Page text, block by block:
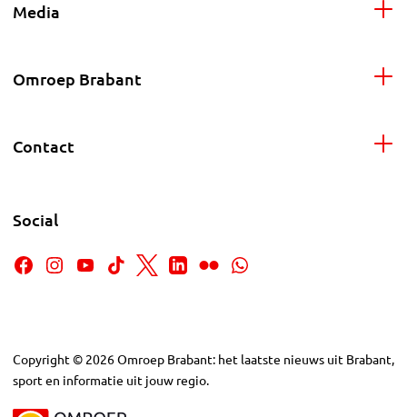
Media
Omroep Brabant
Contact
Social
Copyright © 2026Omroep Brabant: het laatste nieuws uit Brabant,
sport en informatie uit jouw regio.